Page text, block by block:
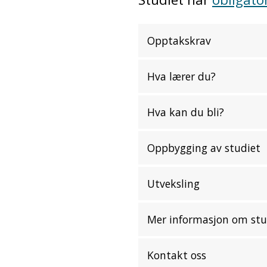
Opptakskrav
Hva lærer du?
Hva kan du bli?
Oppbygging av studiet
Utveksling
Mer informasjon om
Kontakt oss